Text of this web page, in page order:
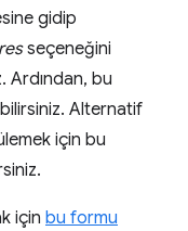
gidip
seçeneğini
Ardından, bu
Alternatif
için bu
için bu formu